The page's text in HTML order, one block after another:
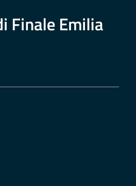
Finale Emilia